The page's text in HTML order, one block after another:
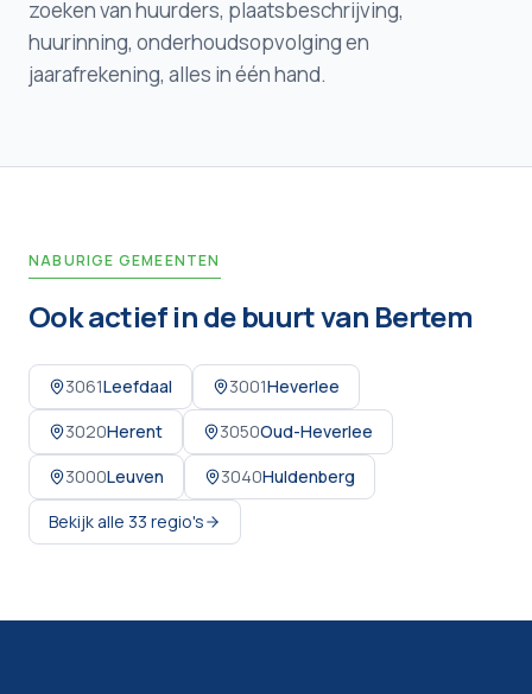
zoeken van huurders, plaatsbeschrijving,
huurinning, onderhoudsopvolging en
jaarafrekening, alles in één hand.
NABURIGE GEMEENTEN
Ook actief in de buurt van Bertem
3061Leefdaal 3001Heverlee
3020Herent 3050Oud-Heverlee
3000Leuven 3040Huldenberg
Bekijk alle 33 regio's